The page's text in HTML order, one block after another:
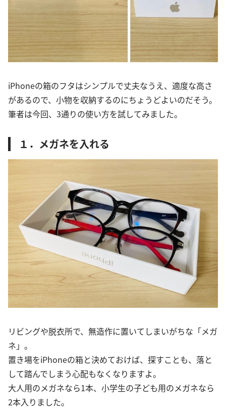
iPhoneの箱のフタはシンプルで丈夫なうえ、適度な高さ
があるので、小物を収納するのにちょうどよいのだそう。
筆者は今回、3通りの使い方を試してみました。
１．メガネを入れる
リビングや脱衣所で、無造作に置いてしまいがちな「メガ
ネ」。
置き場をiPhoneの箱と決めておけば、探すことも、落と
して踏んでしまう心配もなくなりますよ。
大人用のメガネなら1本、小学生の子ども用のメガネなら
2本入りました。